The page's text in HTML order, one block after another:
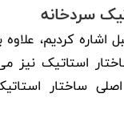
سردخانه
اشاره کردیم، علاوه
استاتیک نیز
ساختار